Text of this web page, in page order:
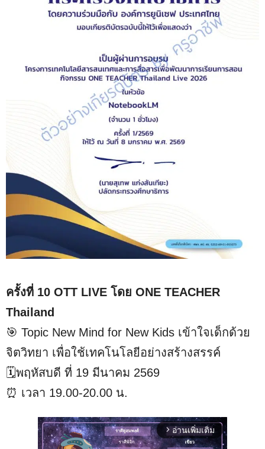
ครั้งที่ 10 OTT LIVE โดย ONE TEACHER
Thailand
🎯 Topic New Mind for New Kids เข้าใจเด็กด้วย
จิตวิทยา เพื่อใช้เทคโนโลยีอย่างสร้างสรรค์
🗓️พฤหัสบดี ที่ 19 มีนาคม 2569
⏰ เวลา 19.00-20.00 น.
arrow_forward_ios อ่านเพิ่มเติม